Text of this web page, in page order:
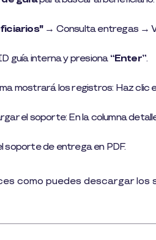
→ Consulta entregas →
guía interna y presiona“Enter”.
mostrará los registros: Haz clic
el soporte: En la columna
soporte de entrega en PDF.
como puedes descargar